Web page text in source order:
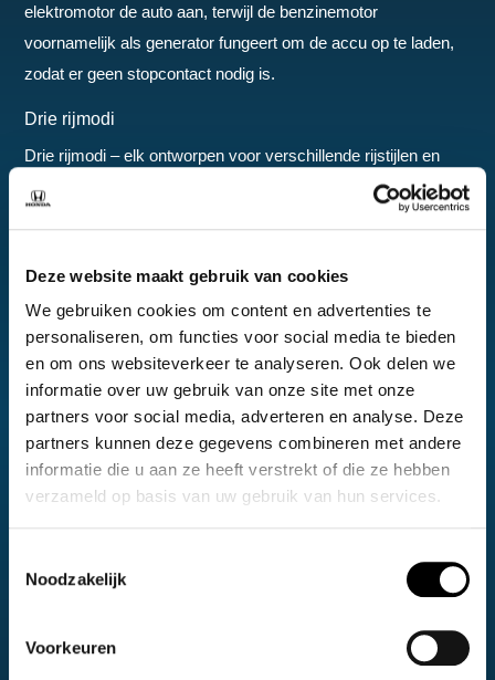
Deze website maakt gebruik van cookies
We gebruiken cookies om content en advertenties te
personaliseren, om functies voor social media te bieden
en om ons websiteverkeer te analyseren. Ook delen we
informatie over uw gebruik van onze site met onze
partners voor social media, adverteren en analyse. Deze
partners kunnen deze gegevens combineren met andere
informatie die u aan ze heeft verstrekt of die ze hebben
verzameld op basis van uw gebruik van hun services.
Noodzakelijk
Voorkeuren
elektromotor de auto aan, terwijl de benzinemotor
voornamelijk als generator fungeert om de accu op te laden,
zodat er geen stopcontact nodig is.
Drie rijmodi
Drie rijmodi – elk ontworpen voor verschillende rijstijlen en
omstandigheden. Het systeem past verschillende instellingen
aan, zoals de aandrijving, gasrespons, stuurgevoel, vering en
rijervaring, zachtere vering, gedempt motorgeluid GT-modus:
Responsief maar soepel voor aangenaam cruisen over lange
afstanden Sportmodus: Verbeterde gasrespons,
veringsinstellingen, chassisstijfheid en stuurgevoeligheid
Individuele modus: Hiermee kunt u elke instelling zelf
aanpassen.
GT comfort & stijl
en het perfect gevormde ‘D’-vormige stuurwiel vastpakt,
GT-stamboom van de auto. Het volledig digitale 10,2″ digitale
bestuurdersscherm zorgt ervoor dat essentiële informatie